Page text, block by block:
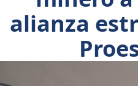
alianza